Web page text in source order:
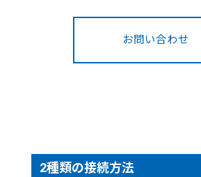
お問い合わせ
2種類の接続方法